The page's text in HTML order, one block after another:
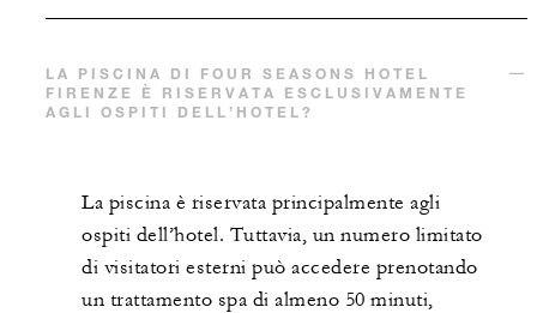
LA PISCINA DI FOUR SEASONS HOTEL
FIRENZE È RISERVATA ESCLUSIVAMENTE
AGLI OSPITI DELL’HOTEL?
La piscina è riservata principalmente agli
ospiti dell’hotel. Tuttavia, un numero limitato
di visitatori esterni può accedere prenotando
un trattamento spa di almeno 50 minuti,